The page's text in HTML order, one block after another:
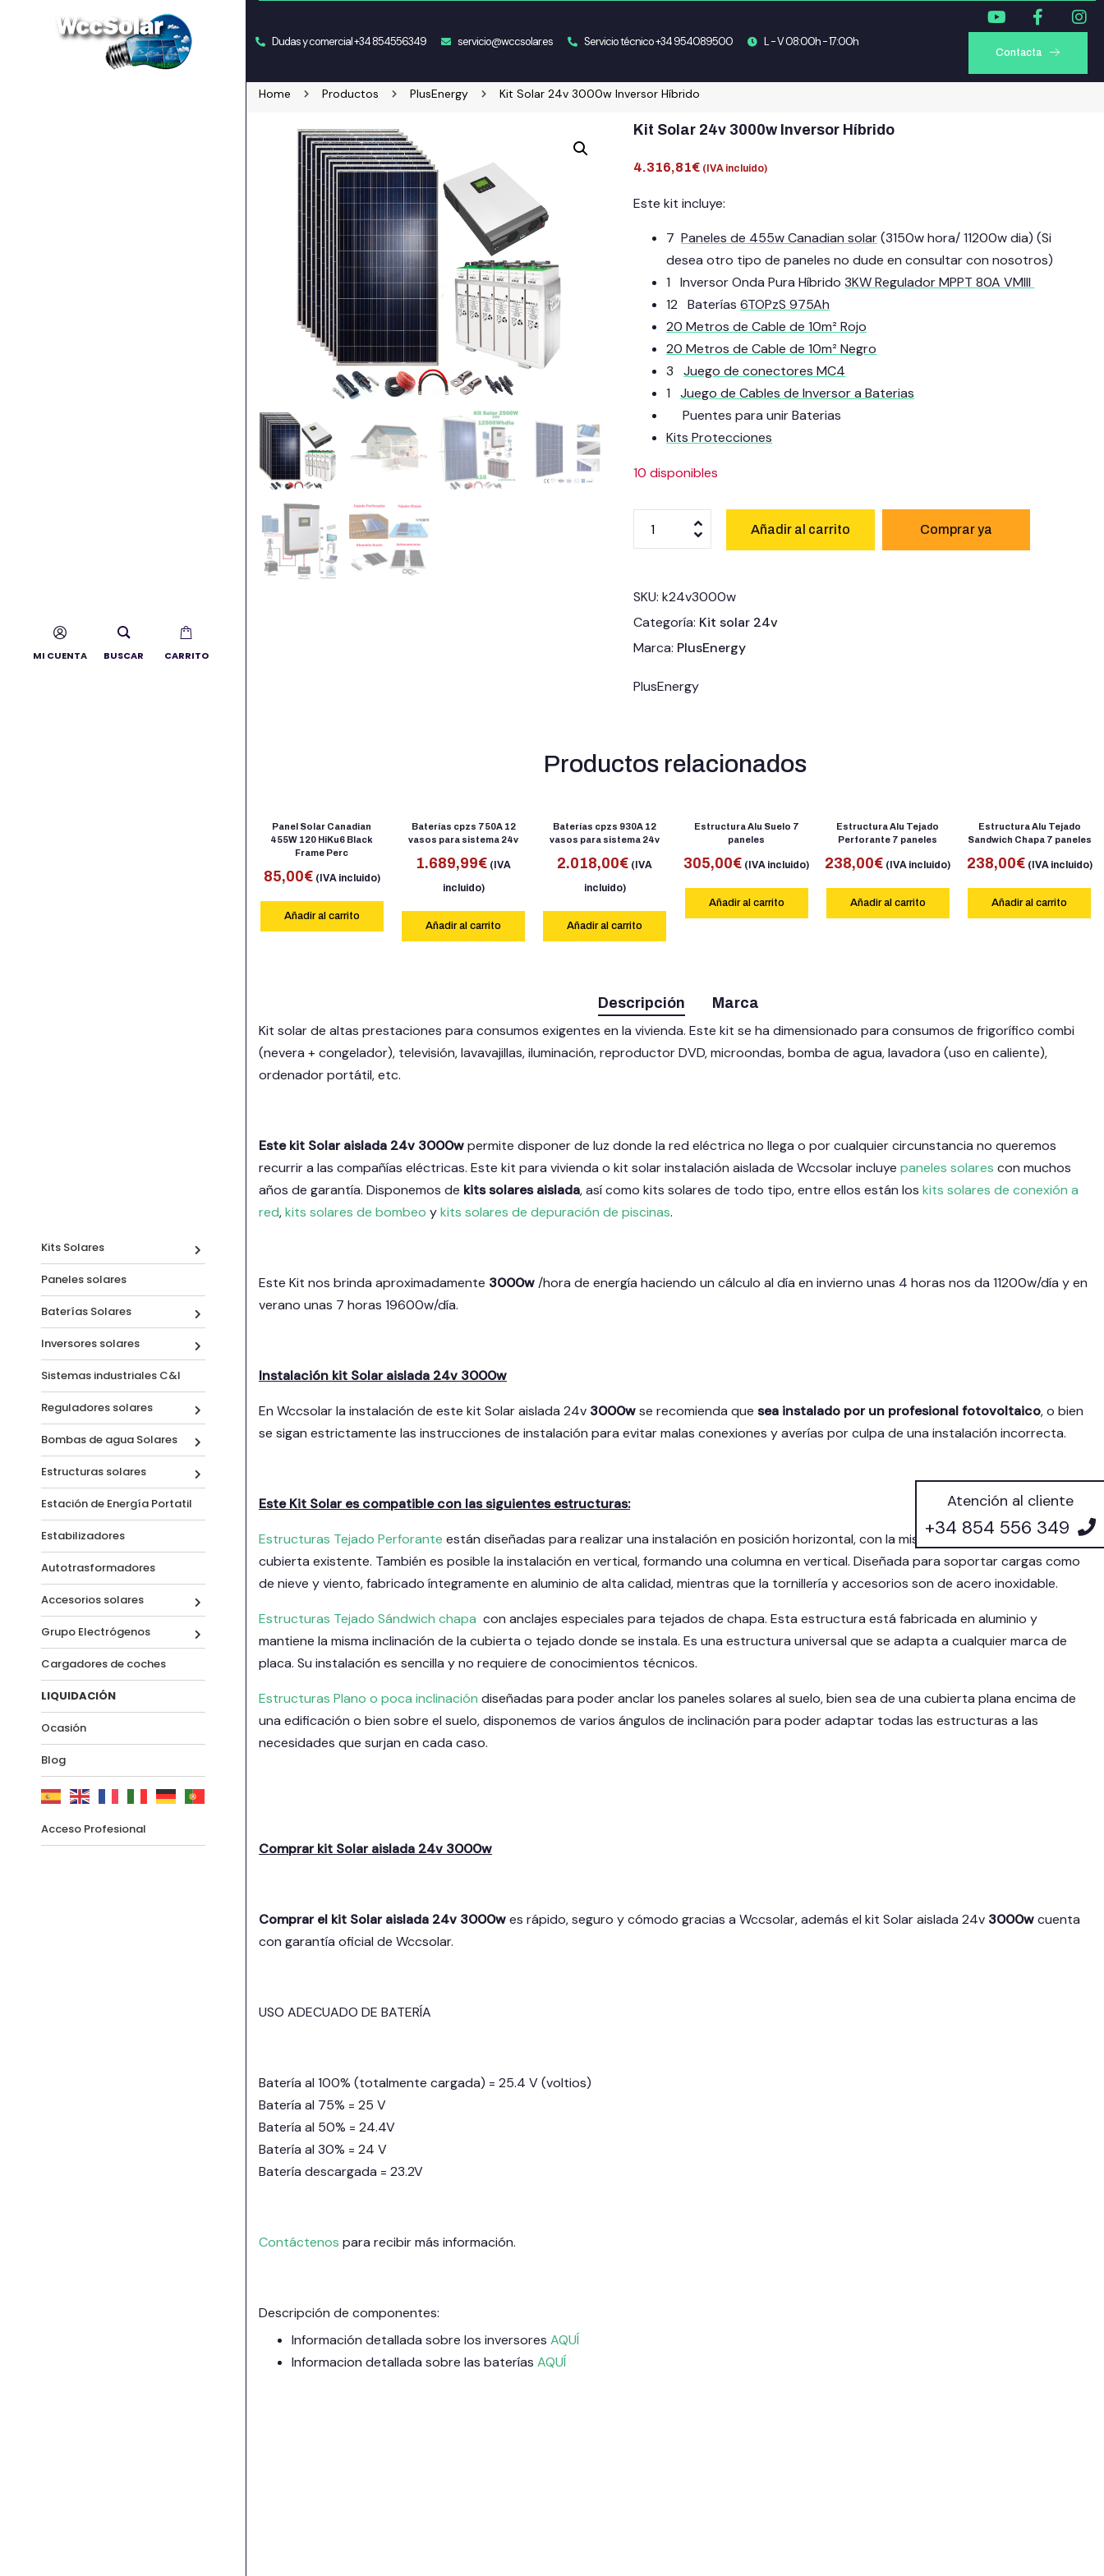
Kits Solares
Paneles solares
Baterías Solares
Inversores solares
Sistemas industriales C&I
Reguladores solares
Bombas de agua Solares
Estructuras solares
Estación de Energía Portatil
Estabilizadores
Autotrasformadores
Accesorios solares
Grupo Electrógenos
Cargadores de coches
LIQUIDACIÓN
Ocasión
Blog
Acceso Profesional
MI CUENTA BUSCAR CARRITO
Dudas y comercial +34 854556349 servicio@wccsolar.es Servicio técnico +34 954089500 L - V 08:00h - 17:00h
Contacta
Home Productos PlusEnergy Kit Solar 24v 3000w Inversor Híbrido
Kit Solar 24v 3000w Inversor Híbrido
4.316,81€ (IVA incluido)
Este kit incluye:
7Paneles de 455w Canadian solar(3150w hora/ 11200w dia) (Si
desea otro tipo de paneles no dude en consultar con nosotros)
1 Inversor Onda Pura Híbrido3KW Regulador MPPT 80A VMIII
12 Baterías6TOPzS 975Ah
20 Metros de Cable de 10m² Rojo
20Metros de Cable de 10m² Negro
3Juego de conectores MC4
1Juego de Cables de Inversor a Baterias
Puentes para unir Baterias
Kits Protecciones
10 disponibles
Añadir al carrito
SKU:k24v3000w
Categoría: Kit solar 24v
Marca: PlusEnergy
PlusEnergy
Productos relacionados
Panel Solar Canadian
455W 120 HiKu6 Black
Frame Perc
85,00€ (IVA incluido)
Añadir al carrito
Baterías cpzs 750A 12
vasos para sistema 24v
1.689,99€ (IVA
incluido)
Añadir al carrito
Baterías cpzs 930A 12
vasos para sistema 24v
2.018,00€ (IVA
incluido)
Añadir al carrito
Estructura Alu Suelo 7
paneles
305,00€ (IVA incluido)
Añadir al carrito
Estructura Alu Tejado
Perforante 7 paneles
238,00€ (IVA incluido)
Añadir al carrito
Estructura Alu Tejado
Sandwich Chapa 7 paneles
238,00€ (IVA incluido)
Añadir al carrito
Descripción Marca
Kit solar de altas prestaciones para consumos exigentes en la vivienda. Este kit se ha dimensionado para consumos de frigorífico combi
(nevera + congelador), televisión, lavavajillas, iluminación, reproductor DVD, microondas, bomba de agua, lavadora (uso en caliente),
ordenador portátil, etc.
Este kit Solar aislada 24v 3000wpermite disponer de luz donde la red eléctrica no llega o por cualquier circunstancia no queremos
recurrir a las compañías eléctricas. Este kit para vivienda o kit solar instalación aislada de Wccsolar incluye paneles solares con muchos
años de garantía. Disponemos de kits solares aislada, así como kits solares de todo tipo, entre ellos están los kits solares de conexión a
red,kits solares de bombeo ykits solares de depuración de piscinas.
Este Kit nos brinda aproximadamente 3000w/hora de energía haciendo un cálculo al día en invierno unas 4 horas nos da 11200w/día y en
verano unas 7 horas 19600w/día.
Instalación kit Solar aislada 24v 3000w
En Wccsolar la instalación de este kit Solar aislada 24v 3000wse recomienda que sea instalado por un profesional fotovoltaico, o bien
se sigan estrictamente las instrucciones de instalación para evitar malas conexiones y averías por culpa de una instalación incorrecta.
Este Kit Solar es compatible con las siguientes estructuras:
Estructuras Tejado Perforante están diseñadas para realizar una instalación en posición horizontal, con la misma inclinación que la
cubierta existente. También es posible la instalación en vertical, formando una columna en vertical. Diseñada para soportar cargas como
de nieve y viento, fabricado íntegramente en aluminio de alta calidad, mientras que la tornillería y accesorios son de acero inoxidable.
Estructuras Tejado Sándwich chapa con anclajes especiales para tejados de chapa. Esta estructura está fabricada en aluminio y
mantiene la misma inclinación de la cubierta o tejado donde se instala. Es una estructura universal que se adapta a cualquier marca de
placa. Su instalación es sencilla y no requiere de conocimientos técnicos.
Estructuras Plano o poca inclinación diseñadas para poder anclar los paneles solares al suelo, bien sea de una cubierta plana encima de
una edificación o bien sobre el suelo, disponemos de varios ángulos de inclinación para poder adaptar todas las estructuras a las
necesidades que surjan en cada caso.
Comprar kit Solar aislada 24v 3000w
Comprar el kit Solar aislada 24v 3000wes rápido, seguro y cómodo gracias a Wccsolar, además el kit Solar aislada 24v 3000wcuenta
con garantía oficial de Wccsolar.
USO ADECUADO DE BATERÍA
Batería al 100% (totalmente cargada) = 25.4 V (voltios)
Batería al 75% = 25 V
Batería al 50% = 24.4V
Batería al 30% = 24 V
Batería descargada = 23.2V
Contáctenos para recibir más información.
Descripción de componentes:
Información detallada sobre los inversores AQUÍ
Informacion detallada sobre las baterías AQUÍ
Atención al cliente
+34 854 556 349